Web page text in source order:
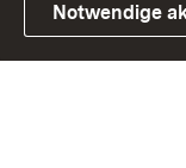
Link zum
Notwendige